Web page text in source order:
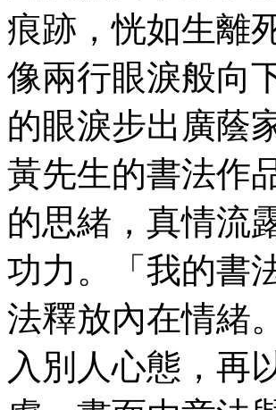
痕跡，恍如生離
像兩行眼淚般向
的眼淚步出廣蔭
黃先生的書法作
的思緒，真情流
功力。「我的書
法釋放內在情緒
入別人心態，再